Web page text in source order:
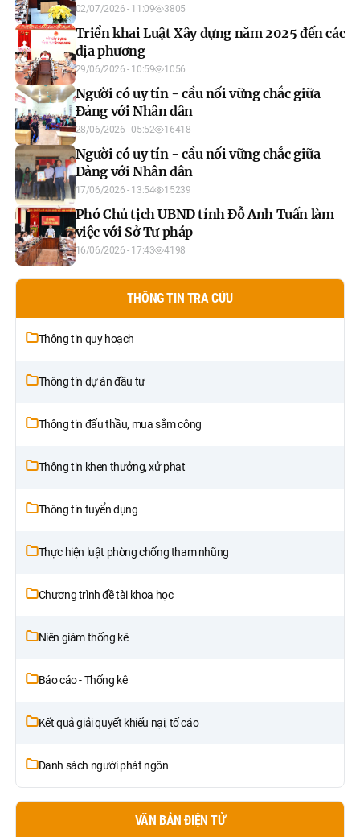
02/07/2026 - 11:09 3805
Triển khai Luật Xây dựng năm 2025 đến các
địa phương
29/06/2026 - 10:59 1056
Người có uy tín - cầu nối vững chắc giữa
Đảng với Nhân dân
28/06/2026 - 05:52 16418
Người có uy tín - cầu nối vững chắc giữa
Đảng với Nhân dân
17/06/2026 - 13:54 15239
Phó Chủ tịch UBND tỉnh Đỗ Anh Tuấn làm
việc với Sở Tư pháp
16/06/2026 - 17:43 4198
THÔNG TIN TRA CỨU
Thông tin quy hoạch
Thông tin dự án đầu tư
Thông tin đấu thầu, mua sắm công
Thông tin khen thưởng, xử phạt
Thông tin tuyển dụng
Thực hiện luật phòng chống tham nhũng
Chương trình đề tài khoa học
Niên giám thống kê
Báo cáo - Thống kê
Kết quả giải quyết khiếu nại, tố cáo
Danh sách người phát ngôn
VĂN BẢN ĐIỆN TỬ